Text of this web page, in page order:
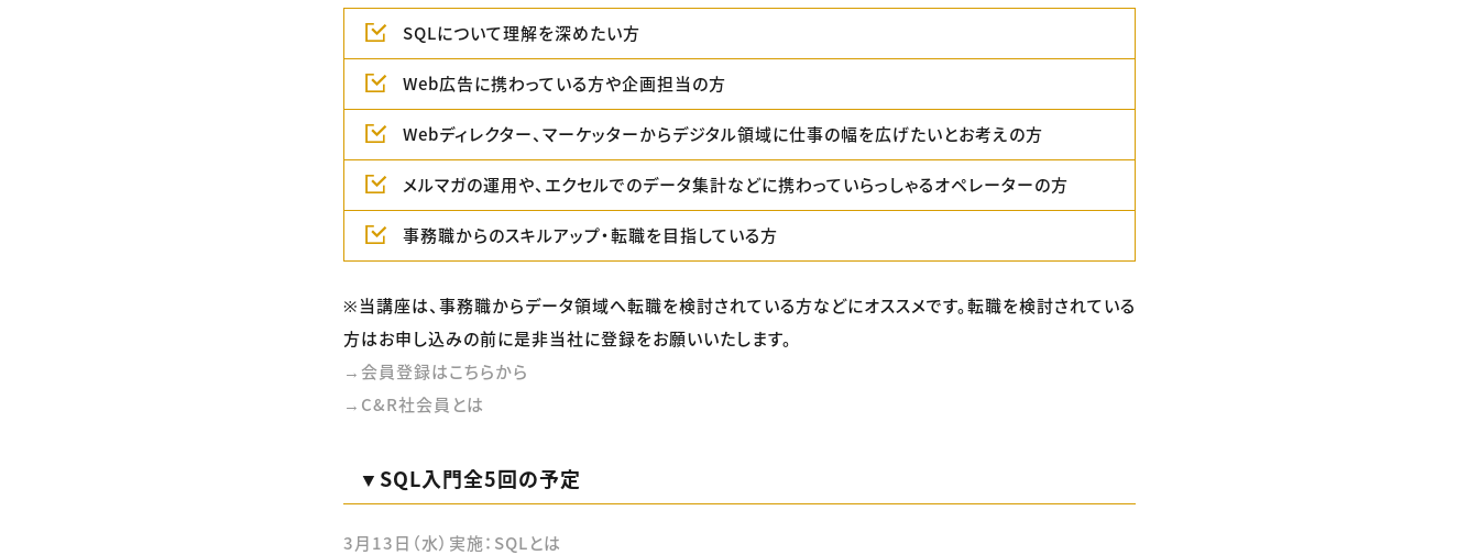
SQLについて理解を深めたい方
Web広告に携わっている方や企画担当の方
Webディレクター、マーケッターからデジタル領域に仕事の幅を広げたいとお考えの方
メルマガの運用や、エクセルでのデータ集計などに携わっていらっしゃるオペレーターの方
事務職からのスキルアップ・転職を目指している方
※当講座は、事務職からデータ領域へ転職を検討されている方などにオススメです。転職を検討されている
方はお申し込みの前に是非当社に登録をお願いいたします。
→会員登録はこちらから
→C&R社会員とは
▼SQL入門全5回の予定
3月13日（水）実施：SQLとは